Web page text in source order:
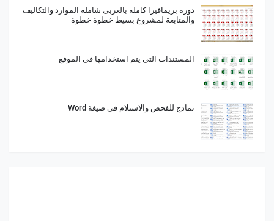
دورة بريمافيرا كاملة بالعربى شاملة الموارد والتكاليف
والمتابعة لمشروع بسيط خطوة خطوة
المستندات التى يتم استخدامها فى الموقع
نماذج للفحص والاستلام فى صيغة Word